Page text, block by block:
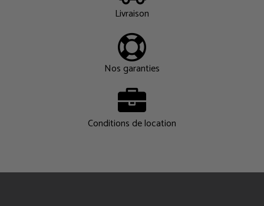
Livraison
Nos garanties
Conditions de location